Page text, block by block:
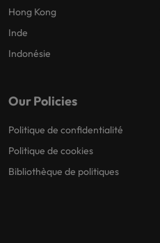
Hong Kong
Inde
Indonésie
Our Policies
Politique de confidentialité
Politique de cookies
Bibliothèque de politiques